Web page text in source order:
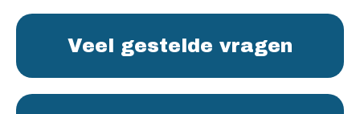
Veel gestelde vragen